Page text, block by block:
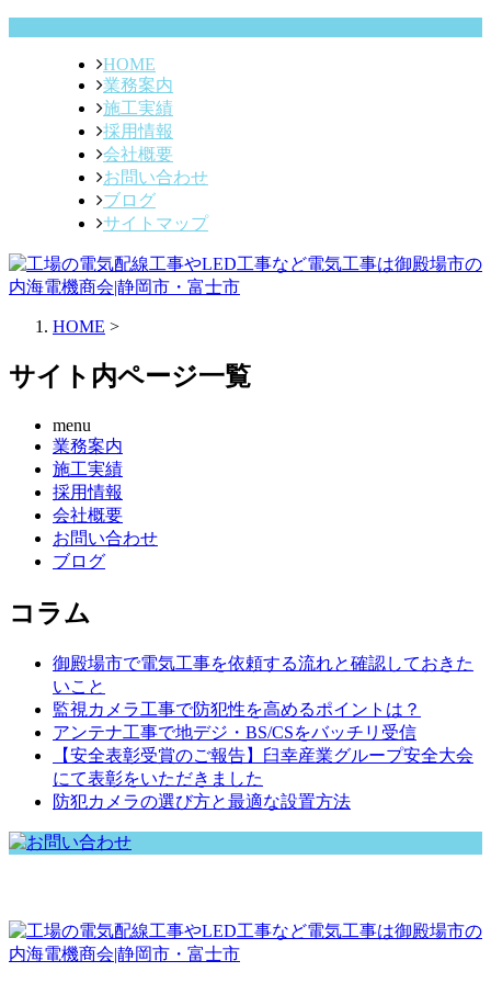
HOME
業務案内
施工実績
採用情報
会社概要
お問い合わせ
ブログ
サイトマップ
HOME >
サイト内ページ一覧
menu
業務案内
施工実績
採用情報
会社概要
お問い合わせ
ブログ
コラム
御殿場市で電気工事を依頼する流れと確認しておきた
いこと
監視カメラ工事で防犯性を高めるポイントは？
アンテナ工事で地デジ・BS/CSをバッチリ受信
【安全表彰受賞のご報告】臼幸産業グループ安全大会
にて表彰をいただきました
防犯カメラの選び方と最適な設置方法